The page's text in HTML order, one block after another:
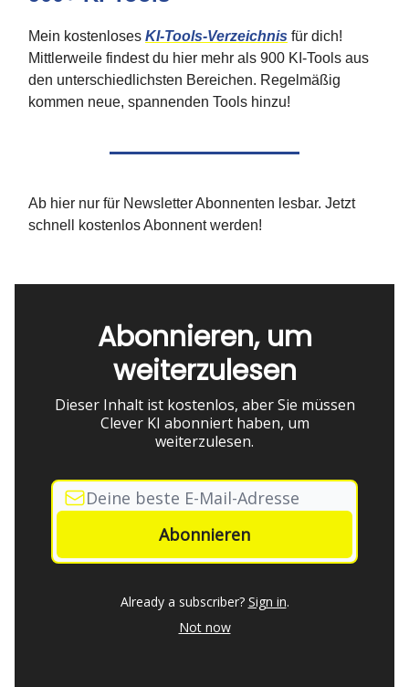
Mein kostenloses KI-Tools-Verzeichnis für dich!
Mittlerweile findest du hier mehr als 900 KI-Tools aus
den unterschiedlichsten Bereichen. Regelmäßig
kommen neue, spannenden Tools hinzu!
Ab hier nur für Newsletter Abonnenten lesbar. Jetzt
schnell kostenlos Abonnent werden!
Abonnieren, um
weiterzulesen
Dieser Inhalt ist kostenlos, aber Sie müssen
Clever KI abonniert haben, um
weiterzulesen.
Already a subscriber? Sign in.
Not now